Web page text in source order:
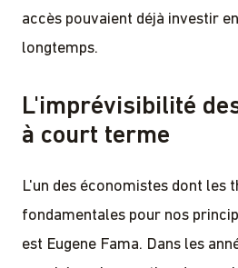
accès pouvaient déjà investir
longtemps.
L'imprévisibilité
à court terme
L'un des économistes dont les
fondamentales pour nos
est Eugene Fama. Dans les